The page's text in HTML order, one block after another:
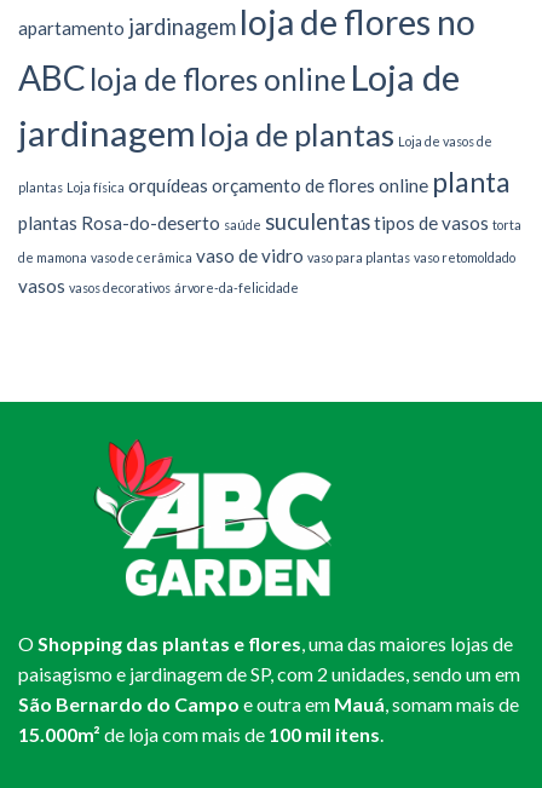
apartamento jardinagem loja de flores no
ABC loja de flores online Loja de
jardinagem loja de plantas Loja de vasos de
plantas Loja física orquídeas orçamento de flores online planta
plantas Rosa-do-deserto saúde suculentastipos de vasos torta
de mamona vaso de cerâmica vaso de vidro vaso para plantas vaso retomoldado
vasos vasos decorativos árvore-da-felicidade
OShopping das plantas e flores, uma das maiores lojas de
paisagismo e jardinagem de SP, com 2 unidades, sendo um em
São Bernardo do Campo e outra em Mauá, somam mais de
15.000m² de loja com mais de 100 mil itens.